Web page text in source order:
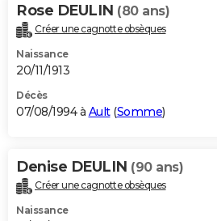
Rose DEULIN (80 ans)
Créer une cagnotte obsèques
Naissance
20/11/1913
Décès
07/08/1994 à Ault(Somme)
Denise DEULIN (90 ans)
Créer une cagnotte obsèques
Naissance